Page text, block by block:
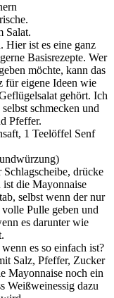
Salat.
Hier ist es eine ganz
Basisrezepte. Wer
möchte, kann das
für eigene Ideen wie
gehört. Ich
schmecken und
Pfeffer.
1 Teelöffel Senf
drücke
die Mayonnaise
selbst wenn der nur
Pulle geben und
es darunter wie
es so einfach ist?
Salz, Pfeffer, Zucker
Mayonnaise noch ein
Weißweinessig dazu